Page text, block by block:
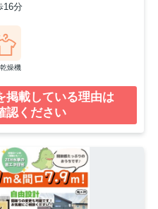
16分
燥機
掲載している理由は
認ください